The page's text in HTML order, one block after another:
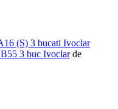
Ivoclar
3 buc Ivoclar de